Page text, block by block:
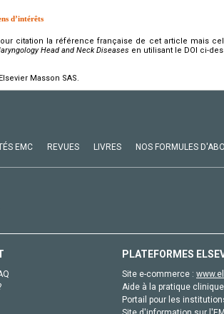
d’intérêts
citation la référence française de cet article mais
Head and Neck Diseases en utilisant le DOI ci-
Masson SAS.
EMC REVUES LIVRES NOS FORMULES
PLATEFORMES
Site e-commerce :
Aide à la pratique
Portail pour les